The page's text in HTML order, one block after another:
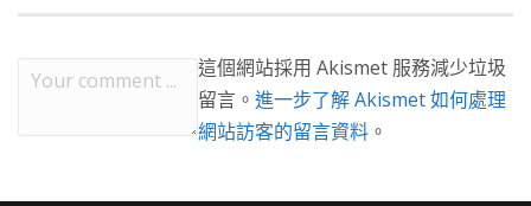
這個網站採用 Akismet 服務減少垃圾
留言。 進一步了解 Akismet 如何處理
網站訪客的留言資料 。